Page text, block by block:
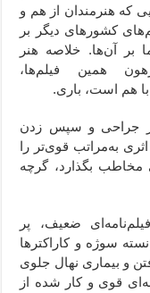
که هنرمندان از هم و
کشورهای دیگر بر
بر آن‌ها. خلاصه هنر
همین فیلم‌ها،
هم است، باری.
از جراحی و سپس زدن
به‌مراتب قوی‌تر را
مخاطب بگذارد، گرچه
ضعیف، پر
سوژه و کاراکترها
و بیماری نهال جلوی
قوی و کار شده از